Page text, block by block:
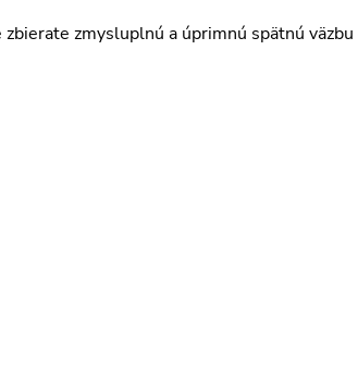
zmysluplnú a úprimnú spätnú väzbu